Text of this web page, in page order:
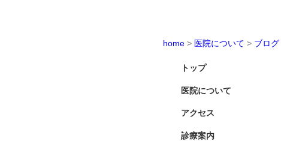
home > 医院について > ブログ
トップ
医院について
アクセス
診療案内